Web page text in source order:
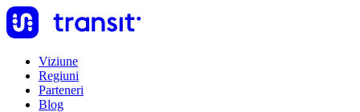
Viziune
Regiuni
Parteneri
Blog